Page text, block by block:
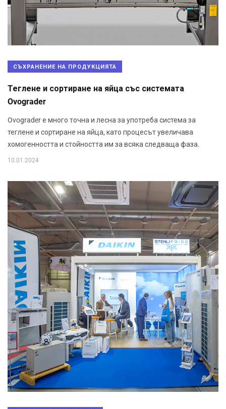
СЪХРАНЕНИЕ НА ПРОДУКЦИЯТА
Теглене и сортиране на яйца със системата
Ovograder
Ovograder е много точна и лесна за употреба система за
теглене и сортиране на яйца, като процесът увеличава
хомогенността и стойността им за всяка следваща фаза.
10.01.2024